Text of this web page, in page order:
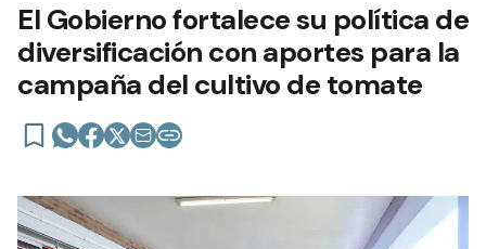
El Gobierno fortalece su política de
diversificación con aportes para la
campaña del cultivo de tomate